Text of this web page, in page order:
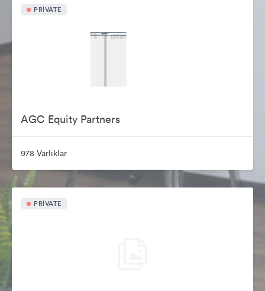
PRIVATE
AGC Equity Partners
978 Varlıklar
PRIVATE